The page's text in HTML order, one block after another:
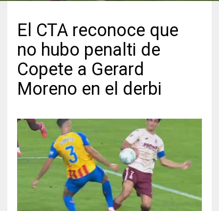
3
ATL
24
El CTA reconoce que
no hubo penalti de
Copete a Gerard
Moreno en el derbi